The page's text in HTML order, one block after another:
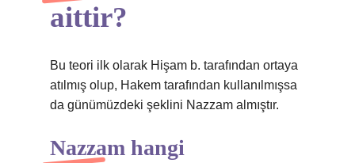
aittir?
Bu teori ilk olarak Hişam b. tarafından ortaya
atılmış olup, Hakem tarafından kullanılmışsa
da günümüzdeki şeklini Nazzam almıştır.
Nazzam hangi